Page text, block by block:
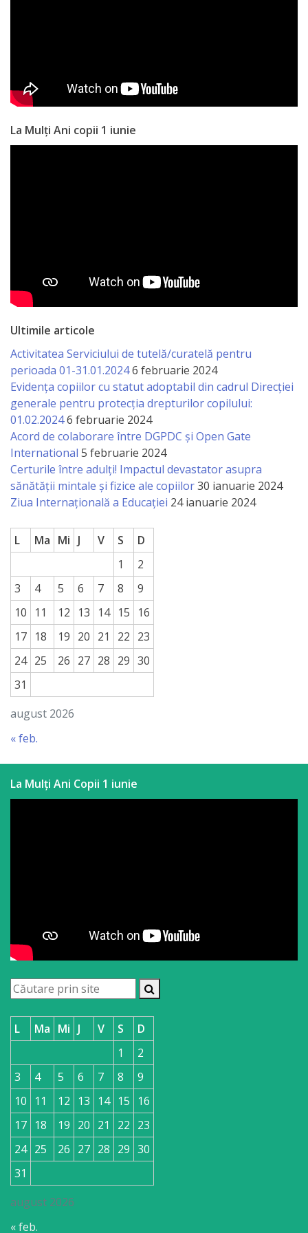
și
Evenimente
Acte
Legislație
națională
Acte
interne
Media
Comunicate
de
presă
Informații
utile
Versiunea
veche
a
paginii
Contacte
La Mulți Ani copii 1 iunie
Ultimile articole
Activitatea Serviciului de tutelă/curatelă pentru
perioada 01-31.01.20246 februarie 2024
Evidența copiilor cu statut adoptabil din cadrul Direcției
generale pentru protecția drepturilor copilului:
01.02.20246 februarie 2024
Acord de colaborare între DGPDC și Open Gate
International 5 februarie 2024
Certurile între adulți! Impactul devastator asupra
sănătății mintale și fizice ale copiilor30 ianuarie 2024
Ziua Internațională a Educației 24 ianuarie 2024
august 2026
L Ma Mi J V S
D
1
2
3
4 5 6 7 8
9
10
11 12 13 14 15
16
17 18 19 20 21 22 23
24 25 26 27 28 29 30
31
« feb.
La Mulți Ani Copii 1 iunie
august 2026
L Ma Mi J V S
D
1
2
3
4 5 6 7 8
9
10
11 12 13 14 15
16
17 18 19 20 21 22 23
24 25 26 27 28 29 30
31
« feb.